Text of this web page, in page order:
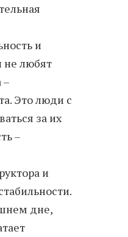
и
не любят
–
Это люди с
за их
–
и
дне,